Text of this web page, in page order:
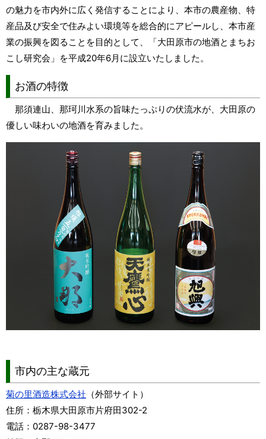
の魅力を市内外に広く発信することにより、本市の農産物、特
産品及び安全で住みよい環境等を総合的にアピールし、本市産
業の振興を図ることを目的として、「大田原市の地酒とまちお
こし研究会」を平成20年6月に設立いたしました。
お酒の特徴
那須連山、那珂川水系の旨味たっぷりの伏流水が、大田原の
優しい味わいの地酒を育みました。
市内の主な蔵元
菊の里酒造株式会社 （外部サイト）
住所：栃木県大田原市片府田302-2
電話：0287-98-3477